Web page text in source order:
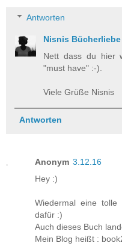
Antworten
Nisnis Bücherliebe
Nett dass du hier
"must have" :-).
Viele Grüße Nisnis
Antworten
Anonym 3.12.16
Hey :)
Wiedermal eine tolle
dafür :)
Auch dieses Buch
Mein Blog heißt :